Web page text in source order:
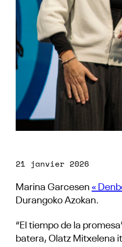
21 janvier 2026
Marina Garcesen «
Durangoko Azokan.
“El tiempo de la
batera, Olatz Mitxelena